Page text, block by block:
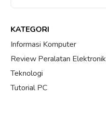
KATEGORI
Informasi Komputer
Review Peralatan Elektronik
Teknologi
Tutorial PC